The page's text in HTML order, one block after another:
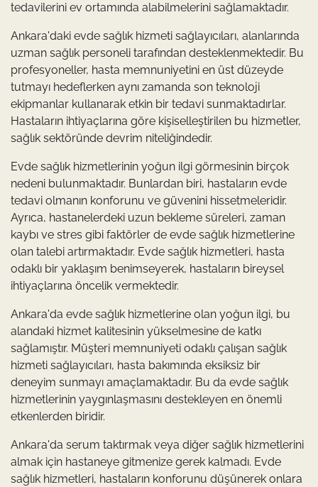
tedavilerini ev ortamında alabilmelerini sağlamaktadır.
Ankara'daki evde sağlık hizmeti sağlayıcıları, alanlarında
uzman sağlık personeli tarafından desteklenmektedir. Bu
profesyoneller, hasta memnuniyetini en üst düzeyde
tutmayı hedeflerken aynı zamanda son teknoloji
ekipmanlar kullanarak etkin bir tedavi sunmaktadırlar.
Hastaların ihtiyaçlarına göre kişiselleştirilen bu hizmetler,
sağlık sektöründe devrim niteliğindedir.
Evde sağlık hizmetlerinin yoğun ilgi görmesinin birçok
nedeni bulunmaktadır. Bunlardan biri, hastaların evde
tedavi olmanın konforunu ve güvenini hissetmeleridir.
Ayrıca, hastanelerdeki uzun bekleme süreleri, zaman
kaybı ve stres gibi faktörler de evde sağlık hizmetlerine
olan talebi artırmaktadır. Evde sağlık hizmetleri, hasta
odaklı bir yaklaşım benimseyerek, hastaların bireysel
ihtiyaçlarına öncelik vermektedir.
Ankara'da evde sağlık hizmetlerine olan yoğun ilgi, bu
alandaki hizmet kalitesinin yükselmesine de katkı
sağlamıştır. Müşteri memnuniyeti odaklı çalışan sağlık
hizmeti sağlayıcıları, hasta bakımında eksiksiz bir
deneyim sunmayı amaçlamaktadır. Bu da evde sağlık
hizmetlerinin yaygınlaşmasını destekleyen en önemli
etkenlerden biridir.
Ankara'da serum taktırmak veya diğer sağlık hizmetlerini
almak için hastaneye gitmenize gerek kalmadı. Evde
sağlık hizmetleri, hastaların konforunu düşünerek onlara